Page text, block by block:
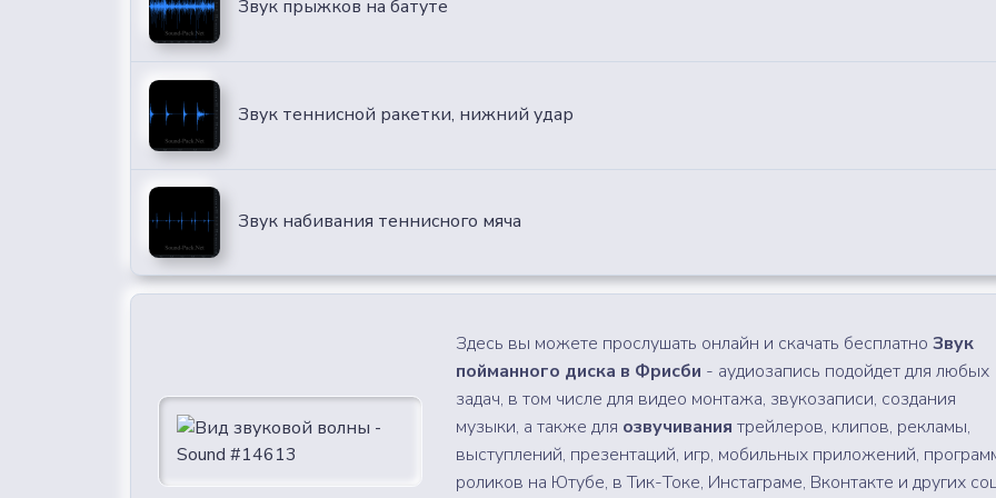
Звук прыжков на батуте
Звук теннисной ракетки, нижний удар
Звук набивания теннисного мяча
Здесь вы можете прослушать онлайн и скачать бесплатноЗвук
пойманного диска в Фрисби - аудиозапись подойдет для любых
задач, в том числе для видео монтажа, звукозаписи, создания
музыки, а также для озвучивания трейлеров, клипов, рекламы,
выступлений, презентаций, игр, мобильных приложений,
роликов на Ютубе, в Тик-Токе, Инстаграме, Вконтакте и других